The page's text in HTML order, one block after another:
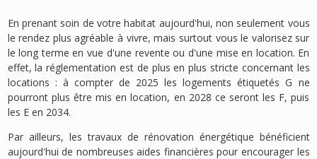
En prenant soin de votre habitat aujourd'hui, non seulement vous
le rendez plus agréable à vivre, mais surtout vous le valorisez sur
le long terme en vue d'une revente ou d'une mise en location. En
effet, la réglementation est de plus en plus stricte concernant les
locations : à compter de 2025 les logements étiquetés G ne
pourront plus être mis en location, en 2028 ce seront les F, puis
les E en 2034.
Par ailleurs, les travaux de rénovation énergétique bénéficient
aujourd'hui de nombreuses aides financières pour encourager les